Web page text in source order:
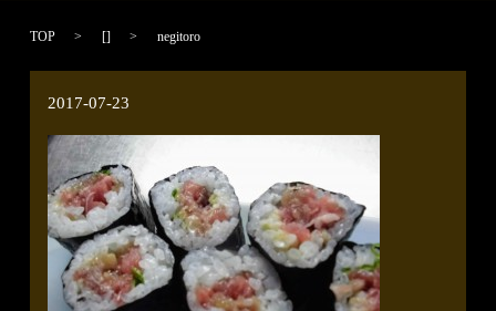
TOP [] negitoro
2017-07-23